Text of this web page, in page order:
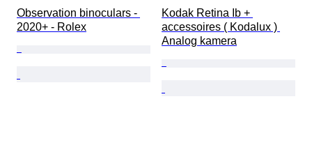
Observation binoculars -
2020+ - Rolex
Kodak Retina Ib +
accessoires ( Kodalux )
Analog kamera